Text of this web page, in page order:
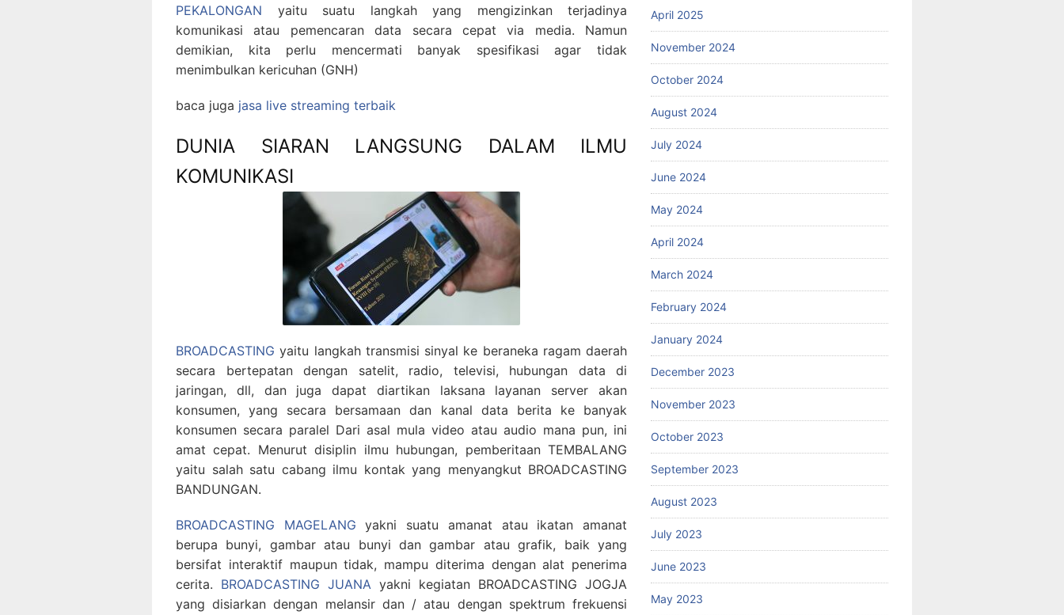
PEKALONGAN yaitu suatu langkah yang mengizinkan terjadinya
komunikasi atau pemencaran data secara cepat via media. Namun
demikian, kita perlu mencermati banyak spesifikasi agar tidak
menimbulkan kericuhan (GNH)
baca juga jasa live streaming terbaik
DUNIA SIARAN LANGSUNG DALAM ILMU
KOMUNIKASI
BROADCASTING yaitu langkah transmisi sinyal ke beraneka ragam daerah
secara bertepatan dengan satelit, radio, televisi, hubungan data di
jaringan, dll, dan juga dapat diartikan laksana layanan server akan
konsumen, yang secara bersamaan dan kanal data berita ke banyak
konsumen secara paralel Dari asal mula video atau audio mana pun, ini
amat cepat. Menurut disiplin ilmu hubungan, pemberitaan TEMBALANG
yaitu salah satu cabang ilmu kontak yang menyangkut BROADCASTING
BANDUNGAN.
BROADCASTING MAGELANG yakni suatu amanat atau ikatan amanat
berupa bunyi, gambar atau bunyi dan gambar atau grafik, baik yang
bersifat interaktif maupun tidak, mampu diterima dengan alat penerima
cerita. BROADCASTING JUANA yakni kegiatan BROADCASTING JOGJA
yang disiarkan dengan melansir dan / atau dengan spektrum frekuensi
April 2025
November 2024
October 2024
August 2024
July 2024
June 2024
May 2024
April 2024
March 2024
February 2024
January 2024
December 2023
November 2023
October 2023
September 2023
August 2023
July 2023
June 2023
May 2023